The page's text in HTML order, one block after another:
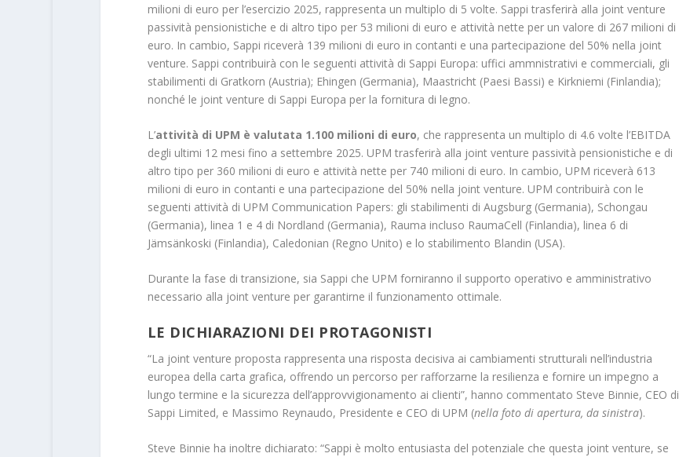
milioni di euro per l’esercizio 2025, rappresenta un multiplo di 5 volte. Sappi trasferirà alla joint venture
passività pensionistiche e di altro tipo per 53 milioni di euro e attività nette per un valore di 267 milioni di
euro. In cambio, Sappi riceverà 139 milioni di euro in contanti e una partecipazione del 50% nella joint
venture. Sappi contribuirà con le seguenti attività di Sappi Europa: uffici ammnistrativi e commerciali, gli
stabilimenti di Gratkorn (Austria); Ehingen (Germania), Maastricht (Paesi Bassi) e Kirkniemi (Finlandia);
nonché le joint venture di Sappi Europa per la fornitura di legno.
L’attività di UPM è valutata 1.100 milioni di euro, che rappresenta un multiplo di 4.6 volte l’EBITDA
degli ultimi 12 mesi fino a settembre 2025. UPM trasferirà alla joint venture passività pensionistiche e di
altro tipo per 360 milioni di euro e attività nette per 740 milioni di euro. In cambio, UPM riceverà 613
milioni di euro in contanti e una partecipazione del 50% nella joint venture. UPM contribuirà con le
seguenti attività di UPM Communication Papers: gli stabilimenti di Augsburg (Germania), Schongau
(Germania), linea 1 e 4 di Nordland (Germania), Rauma incluso RaumaCell (Finlandia), linea 6 di
Jämsänkoski (Finlandia), Caledonian (Regno Unito) e lo stabilimento Blandin (USA).
Durante la fase di transizione, sia Sappi che UPM forniranno il supporto operativo e amministrativo
necessario alla joint venture per garantirne il funzionamento ottimale.
LE DICHIARAZIONI DEI PROTAGONISTI
“La joint venture proposta rappresenta una risposta decisiva ai cambiamenti strutturali nell’industria
europea della carta grafica, offrendo un percorso per rafforzarne la resilienza e fornire un impegno a
lungo termine e la sicurezza dell’approvvigionamento ai clienti”, hanno commentato Steve Binnie, CEO di
Sappi Limited, e Massimo Reynaudo, Presidente e CEO di UPM (nella foto di apertura, da sinistra).
Steve Binnie ha inoltre dichiarato: “Sappi è molto entusiasta del potenziale che questa joint venture, se